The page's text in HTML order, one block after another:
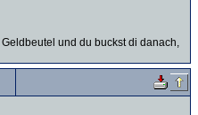
und du buckst di danach,